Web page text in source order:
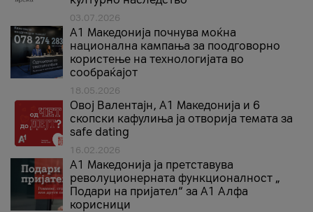
03.07.2026
A1 Македонија почнува моќна
национална кампања за поодговорно
користење на технологијата во
сообраќајот
18.05.2026
Овој Валентајн, A1 Македонија и 6
скопски кафулиња ја отворија темата за
safe dating
16.02.2026
А1 Македонија ја претставува
револуционерната функционалност „
Подари на пријател“ за А1 Алфа
корисници